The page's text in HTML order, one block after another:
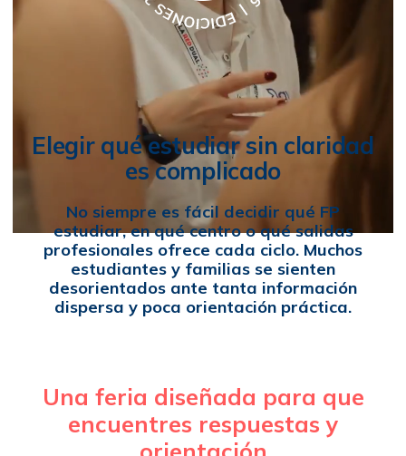
Elegir qué estudiar sin claridad
es complicado
No siempre es fácil decidir qué FP
estudiar, en qué centro o qué salidas
profesionales ofrece cada ciclo. Muchos
estudiantes y familias se sienten
desorientados ante tanta información
dispersa y poca orientación práctica.
Una feria diseñada para que
encuentres respuestas y